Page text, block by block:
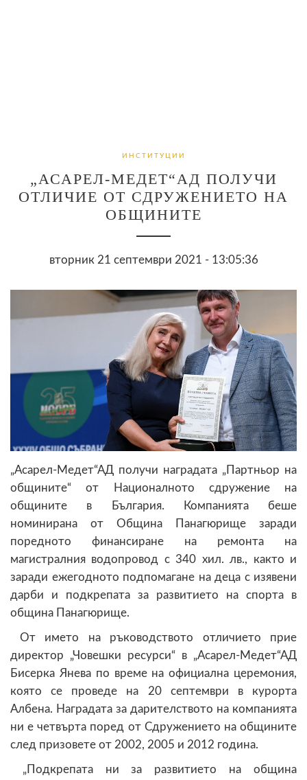
ИНСТИТУЦИИ
„АСАРЕЛ-МЕДЕТ“АД ПОЛУЧИ
ОТЛИЧИЕ ОТ СДРУЖЕНИЕТО НА
ОБЩИНИТЕ
вторник 21 септември 2021 - 13:05:36
„Асарел-Медет“АД получи наградата „Партньор на
общините“ от Националното сдружение на
общините в България. Компанията беше
номинирана от Община Панагюрище заради
поредното финансиране на ремонта на
магистралния водопровод с 340 хил. лв., както и
заради ежегодното подпомагане на деца с изявени
дарби и подкрепата за развитието на спорта в
община Панагюрище.
От името на ръководството отличието прие
директор „Човешки ресурси“ в „Асарел-Медет“АД
Бисерка Янева по време на официална церемония,
която се проведе на 20 септември в курорта
Албена. Наградата за дарителството на компанията
ни е четвърта поред от Сдружението на общините
след призовете от 2002, 2005 и 2012 година.
„Подкрепата ни за развитието на община